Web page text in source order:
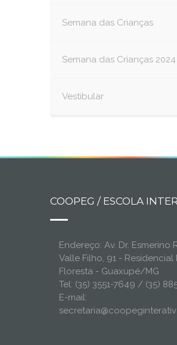
Semana das Crianças
Semana das Crianças 2024
Vestibular
COOPEG / ESCOLA
Endereço: Av. Dr. Esmerino
Valle Filho, 91 - Residencial
Floresta - Guaxupé/MG
Tel: (35) 3551-7649 / (35)
E-mail: